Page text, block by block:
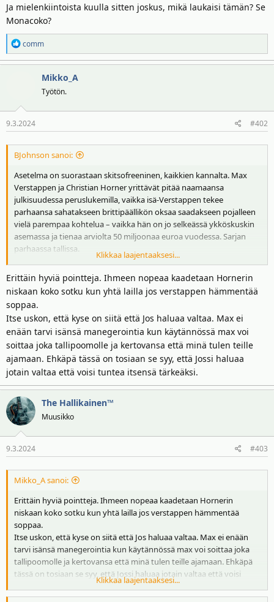
t
t
j
a
ä
Ja mielenkiintoista kuulla sitten joskus, mikä laukaisi tämän? Se
Monacoko?
R
e
a
o
t
comm
Mikko_A
Työtön.
9.3.2024 #402
BJohnson sanoi:
Asetelma on suorastaan skitsofreeninen, kaikkien kannalta. Max
Verstappen ja Christian Horner yrittävät pitää naamaansa
julkisuudessa peruslukemilla, vaikka isä-Verstappen tekee
parhaansa sahatakseen brittipäällikön oksaa saadakseen pojalleen
vielä parempaa kohtelua – vaikka hän on jo selkeässä ykköskuskin
asemassa ja tienaa arviolta 50 miljoonaa euroa vuodessa. Sarjan
parhaassa tallissa.
VIIME aikoina on esitetty epäilyjä, joiden mukaan Jos Verstappen
itse olisi vuotanut medialle Hornerin väitetyt viestit, joita ei
kuitenkaan ole kyetty todentamaan aidoiksi. Sattumana ei pidetty
sitäkään, että ensimmäisenä Horneria koskevista, seksuaaliseen
ahdisteluun liittyvistä epäilyistä uutisoi juuri hollantilainen De
Telegraaf-lehti.
Yhtä kaikki, itävaltalainen energiajuomajätti ei varmasti arvosta
tallin sisäisen valtataistelun ja Horneriin kohdistuneen tutkinnan
tuomaa julkisuutta ja mainehaittaa.
F1-maailmassa on nähty aina varakkaita isiä avittamassa poikiaan
heidän urillaan. Lawrence Stroll on jopa ostanut kokonaisen tallin
Lance-poikansa ajopaikaksi, mutta siihen kanadalaismiljardöörikään
ei ole alentunut, että hyppisi tallin tähtikuljettaja Fernando Alonson
silmille.
Osittain myös siitä syystä, että espanjalainen pieksi Lance Strollin
JOS Verstappen itse ajoi F1:ssä yhteensä kahdeksalla kaudella ja
saavutti kaksi palkintokorokesijaa. Äkkipikaiseksi luonteeksi
kuvailtu Verstappen on uransa jälkeen ollut otsikoissa lähinnä
siviilielämänsä sotkujen vuoksi.
Vuonna 2016 Jos Verstappenin uutisoitiin käyneensä isänsä
kimppuun. Tuolloin hänen Frans-isänsä oli De Telegraafin mukaan
Klikkaa laajentaaksesi...
Erittäin hyviä pointteja. Ihmeen nopeaa kaadetaan Hornerin
niskaan koko sotku kun yhtä lailla jos verstappen hämmentää
soppaa.
Itse uskon, että kyse on siitä että Jos haluaa valtaa. Max ei
enään tarvi isänsä manegerointia kun käytännössä max voi
soittaa joka tallipoomolle ja kertovansa että minä tulen teille
ajamaan. Ehkäpä tässä on tosiaan se syy, että Jossi haluaa
jotain valtaa että voisi tuntea itsensä tärkeäksi.
The Hallikainen™
Muusikko
9.3.2024 #403
Mikko_A sanoi:
Erittäin hyviä pointteja. Ihmeen nopeaa kaadetaan Hornerin
niskaan koko sotku kun yhtä lailla jos verstappen hämmentää
soppaa.
Itse uskon, että kyse on siitä että Jos haluaa valtaa. Max ei enään
tarvi isänsä manegerointia kun käytännössä max voi soittaa joka
tallipoomolle ja kertovansa että minä tulen teille ajamaan. Ehkäpä
tässä on tosiaan se syy, että Jossi haluaa jotain valtaa että voisi
tuntea itsensä tärkeäksi.
Klikkaa laajentaaksesi...